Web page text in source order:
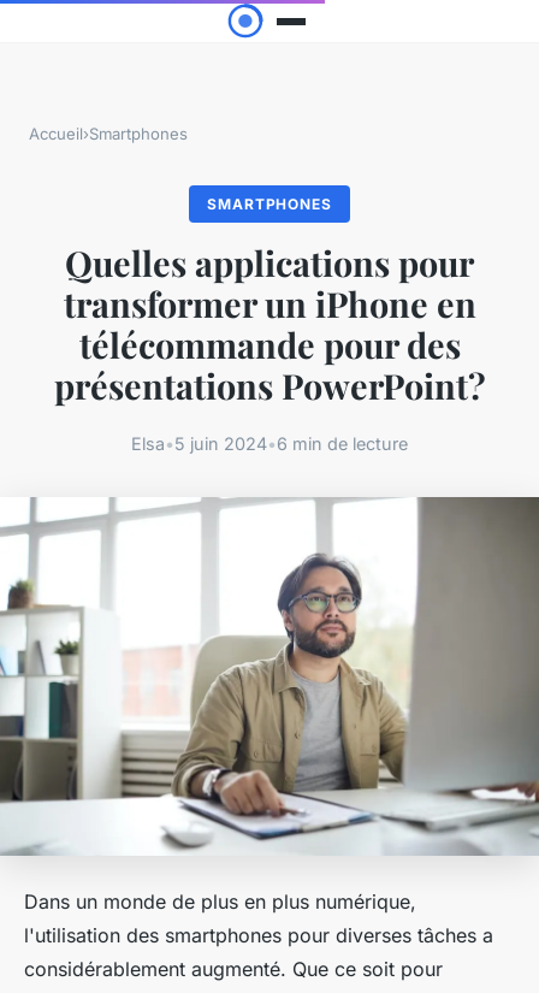
Accueil›Smartphones
SMARTPHONES
Quelles applications pour
transformer un iPhone en
télécommande pour des
présentations PowerPoint?
Elsa•5 juin 2024•6 min de lecture
Dans un monde de plus en plus numérique,
l'utilisation des smartphones pour diverses tâches a
considérablement augmenté. Que ce soit pour